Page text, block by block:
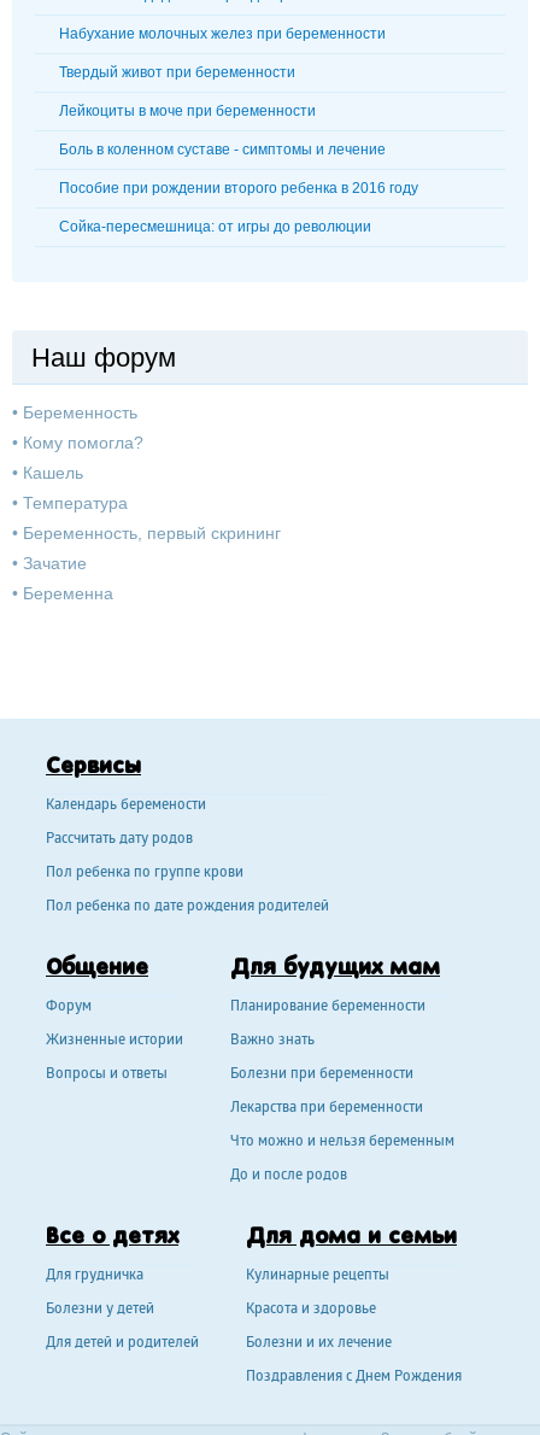
Набухание молочных желез при беременности
Твердый живот при беременности
Лейкоциты в моче при беременности
Боль в коленном суставе - симптомы и лечение
Пособие при рождении второго ребенка в 2016 году
Сойка-пересмешница: от игры до революции
Наш форум
• Беременность
• Кому помогла?
• Кашель
• Температура
• Беременность, первый скрининг
• Зачатие
• Беременна
Сервисы
Календарь беремености
Рассчитать дату родов
Пол ребенка по группе крови
Пол ребенка по дате рождения родителей
Общение
Форум
Жизненные истории
Вопросы и ответы
Для будущих мам
Планирование беременности
Важно знать
Болезни при беременности
Лекарства при беременности
Что можно и нельзя беременным
До и после родов
Все о детях
Для грудничка
Болезни у детей
Для детей и родителей
Для дома и семьи
Кулинарные рецепты
Красота и здоровье
Болезни и их лечение
Поздравления с Днем Рождения